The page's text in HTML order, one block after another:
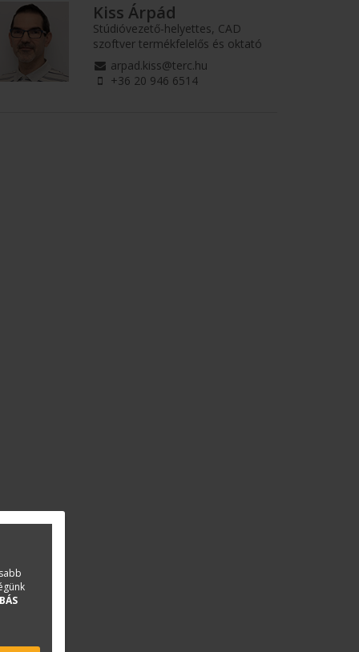
Kiss Árpád
Stúdióvezető-helyettes, CAD
szoftver termékfelelős és oktató
arpad.kiss@terc.hu
+36 20 946 6514